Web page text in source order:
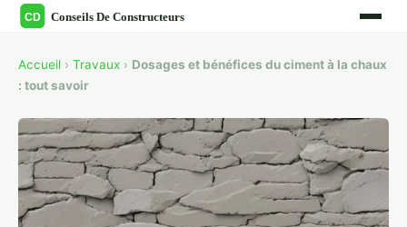
Accueil › Travaux › Dosages et bénéfices du ciment à la chaux
: tout savoir